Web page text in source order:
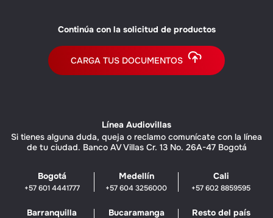
Continúa con la solicitud de productos
CARGA TUS DOCUMENTOS
Línea Audiovillas
Si tienes alguna duda, queja o reclamo comunícate con la línea
de tu ciudad. Banco AV Villas Cr. 13 No. 26A-47 Bogotá
Bogotá
+57 601 4441777
Medellín
+57 604 3256000
Cali
+57 602 8859595
Barranquilla Bucaramanga Resto del país